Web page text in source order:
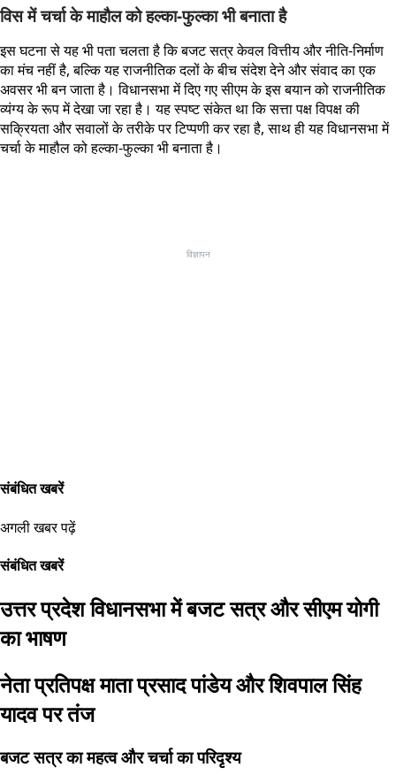
विस में चर्चा के माहौल को हल्का-फुल्का भी बनाता है
इस घटना से यह भी पता चलता है कि बजट सत्र केवल वित्तीय और नीति-निर्माण
का मंच नहीं है, बल्कि यह राजनीतिक दलों के बीच संदेश देने और संवाद का एक
अवसर भी बन जाता है। विधानसभा में दिए गए सीएम के इस बयान को राजनीतिक
व्यंग्य के रूप में देखा जा रहा है। यह स्पष्ट संकेत था कि सत्ता पक्ष विपक्ष की
सक्रियता और सवालों के तरीके पर टिप्पणी कर रहा है, साथ ही यह विधानसभा में
चर्चा के माहौल को हल्का-फुल्का भी बनाता है।
विज्ञापन
संबंधित खबरें
अगली खबर पढ़ें
संबंधित खबरें
उत्तर प्रदेश विधानसभा में बजट सत्र और सीएम योगी
का भाषण
नेता प्रतिपक्ष माता प्रसाद पांडेय और शिवपाल सिंह
यादव पर तंज
बजट सत्र का महत्व और चर्चा का परिदृश्य